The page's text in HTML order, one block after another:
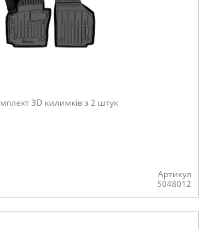
3D килимків з 2 штук
Артикул
5048012